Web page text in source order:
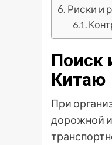
Риски и
Поиск
Китаю
При
дорожной